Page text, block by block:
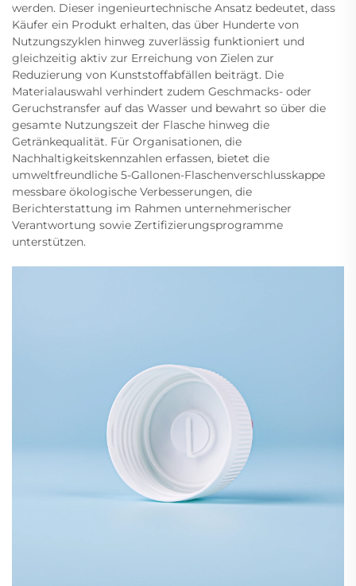
werden. Dieser ingenieurtechnische Ansatz bedeutet, dass
Käufer ein Produkt erhalten, das über Hunderte von
Nutzungszyklen hinweg zuverlässig funktioniert und
gleichzeitig aktiv zur Erreichung von Zielen zur
Reduzierung von Kunststoffabfällen beiträgt. Die
Materialauswahl verhindert zudem Geschmacks- oder
Geruchstransfer auf das Wasser und bewahrt so über die
gesamte Nutzungszeit der Flasche hinweg die
Getränkequalität. Für Organisationen, die
Nachhaltigkeitskennzahlen erfassen, bietet die
umweltfreundliche 5-Gallonen-Flaschenverschlusskappe
messbare ökologische Verbesserungen, die
Berichterstattung im Rahmen unternehmerischer
Verantwortung sowie Zertifizierungsprogramme
unterstützen.